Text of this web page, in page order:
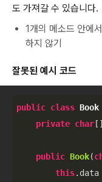
도 가져갈 수 있습니다.
1개의 메소드 안에
하지 않기
잘못된 예시 코드
public class Book
private char
public Book(
this